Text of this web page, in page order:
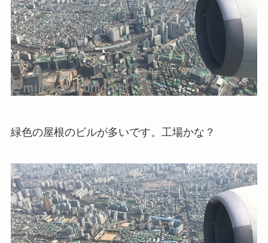
緑色の屋根のビルが多いです。工場かな？